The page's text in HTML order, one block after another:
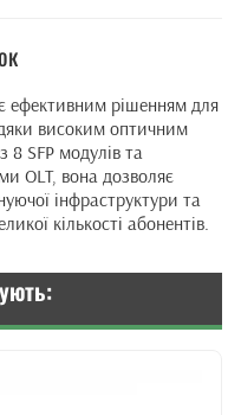
ефективним рішенням для
високим оптичним
8 SFP модулів та
OLT, вона дозволяє
інфраструктури та
кількості абонентів.